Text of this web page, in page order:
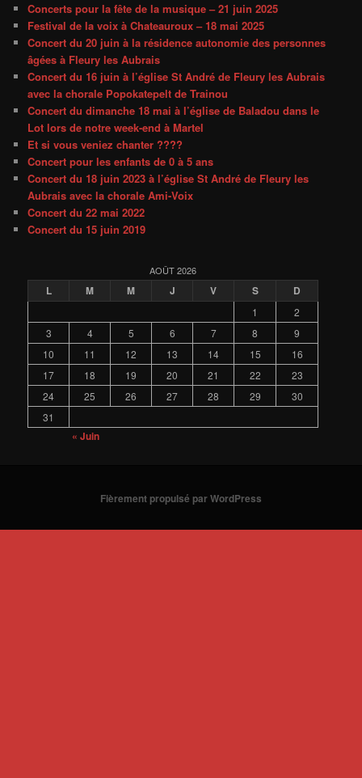
Concerts pour la fête de la musique – 21 juin 2025
Festival de la voix à Chateauroux – 18 mai 2025
Concert du 20 juin à la résidence autonomie des personnes
âgées à Fleury les Aubrais
Concert du 16 juin à l’église St André de Fleury les Aubrais
avec la chorale Popokatepelt de Trainou
Concert du dimanche 18 mai à l’église de Baladou dans le
Lot lors de notre week-end à Martel
Et si vous veniez chanter ????
Concert pour les enfants de 0 à 5 ans
Concert du 18 juin 2023 à l’église St André de Fleury les
Aubrais avec la chorale Ami-Voix
Concert du 22 mai 2022
Concert du 15 juin 2019
AOÛT 2026
L M M J V S D
1
2
3
4 5 6 7 8
9
10
11 12 13 14 15
16
17
18 19 20 21 22
23
24
25 26 27 28 29
30
31
« Juin
Fièrement propulsé par WordPress